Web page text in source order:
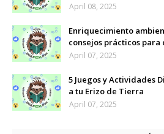
April 08, 2025
Enriquecimiento
consejos prácticos para
April 07, 2025
5 Juegos y Actividades
a tu Erizo de Tierra
April 07, 2025